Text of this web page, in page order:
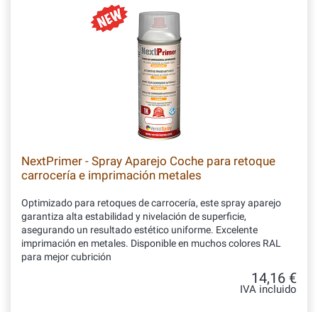
NextPrimer - Spray Aparejo Coche para retoque
carrocería e imprimación metales
Optimizado para retoques de carrocería, este spray aparejo
garantiza alta estabilidad y nivelación de superficie,
asegurando un resultado estético uniforme. Excelente
imprimación en metales. Disponible en muchos colores RAL
para mejor cubrición
14,16 €
IVA incluido